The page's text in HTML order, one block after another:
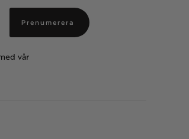
Prenumerera
vår